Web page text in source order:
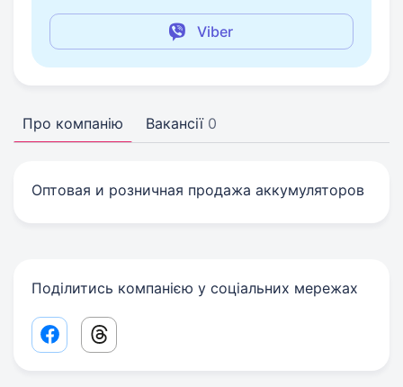
Viber
Про компанію Вакансії 0
Оптовая и розничная продажа аккумуляторов
Поділитись компанією у соціальних мережах
Facebook share link
Threads share link